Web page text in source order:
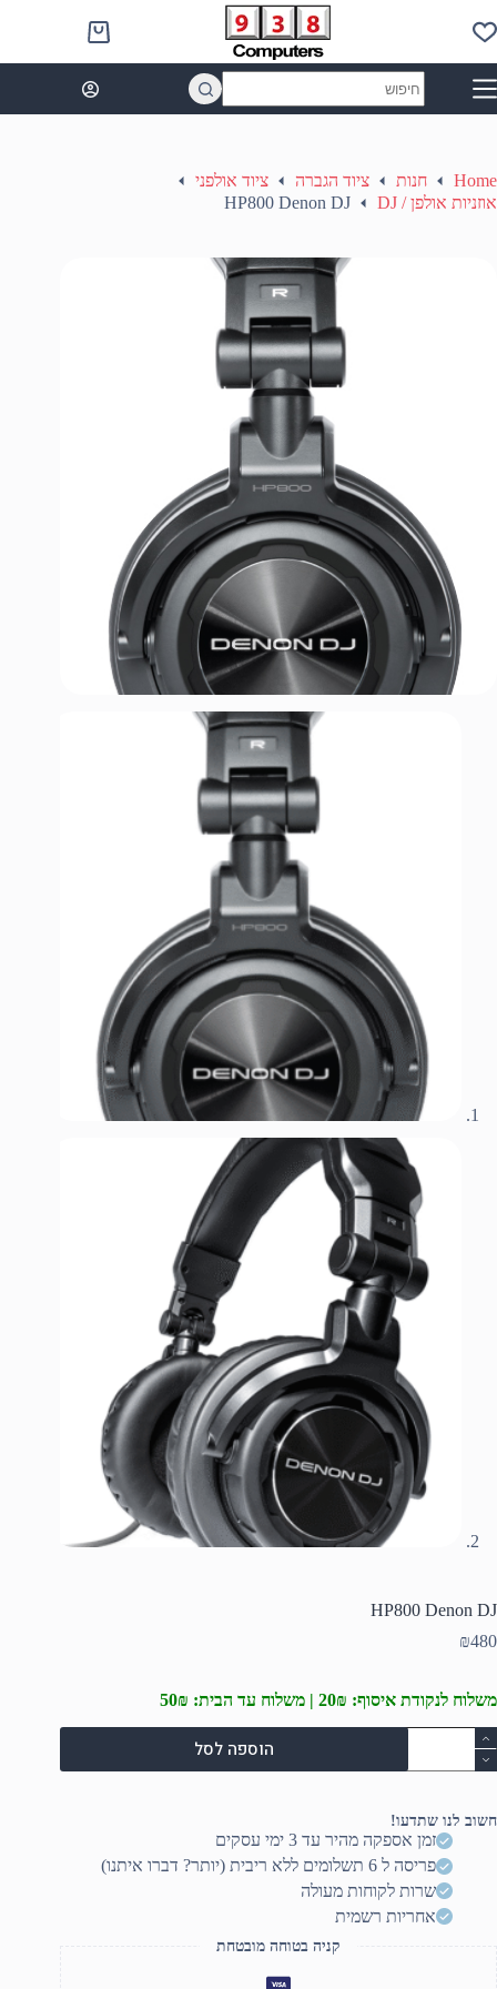
to
content
Shopping
cart
results
Home חנות ציוד הגברה
ציוד אולפני
אוזניות אולפן / DJ
HP800 Denon DJ
HP800 Denon DJ
₪480
משלוח לנקודת איסוף: 20₪ | משלוח עד הבית: 50₪
כמות
של
HP800
הוספה לסל
חשוב לנו שתדעו!
זמן אספקה מהיר עד 3 ימי עסקים
פריסה ל 6 תשלומים ללא ריבית (יותר? דברו איתנו)
שרות לקוחות מעולה
אחריות רשמית
קניה בטוחה מובטחת